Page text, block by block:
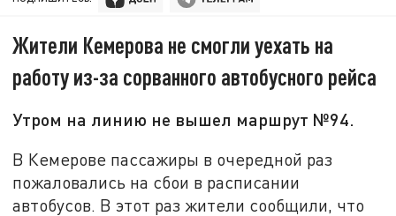
Жители Кемерова не смогли уехать на
работу из-за сорванного автобусного рейса
Утром на линию не вышел маршрут №94.
В Кемерове пассажиры в очередной раз
пожаловались на сбои в расписании
автобусов. В этот раз жители сообщили, что